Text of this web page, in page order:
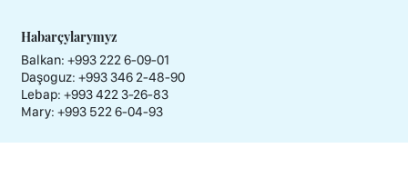
Habarçylarymyz
Balkan: +993 222 6-09-01
Daşoguz: +993 346 2-48-90
Lebap: +993 422 3-26-83
Mary: +993 522 6-04-93